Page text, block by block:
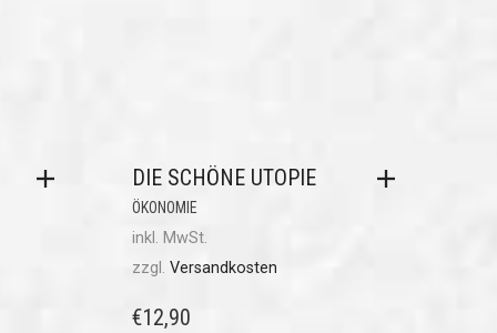
DIE SCHÖNE UTOPIE
ÖKONOMIE
inkl. MwSt.
zzgl. Versandkosten
€12,90